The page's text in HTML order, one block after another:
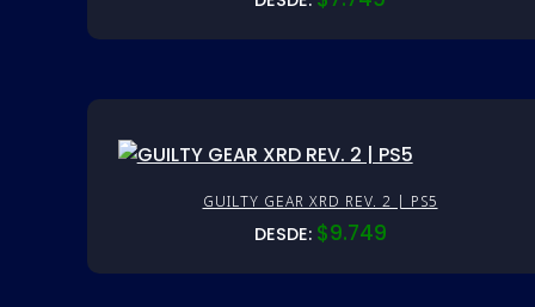
GUILTY GEAR XRD REV. 2 | PS5
DESDE: $9.749